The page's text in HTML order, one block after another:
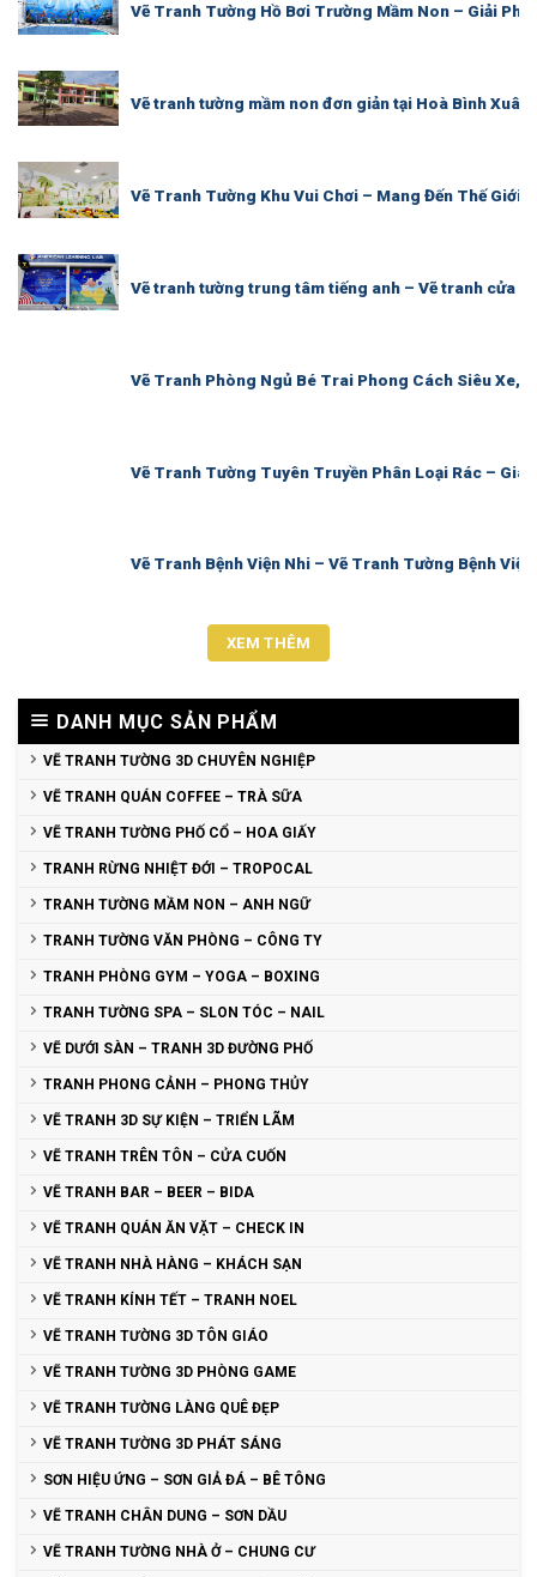
Vẽ Tranh Tường Hồ Bơi Trường Mầm Non – Giải
Vẽ tranh tường mầm non đơn giản tại Hoà Bình Xuân
Vẽ Tranh Tường Khu Vui Chơi – Mang Đến Thế Giới
Vẽ tranh tường trung tâm tiếng anh – Vẽ tranh cửa
Vẽ Tranh Phòng Ngủ Bé Trai Phong Cách Siêu Xe,
Vẽ Tranh Tường Tuyên Truyền Phân Loại Rác –
Vẽ Tranh Bệnh Viện Nhi – Vẽ Tranh Tường Bệnh
XEM THÊM
DANH MỤC SẢN PHẨM
VẼ TRANH TƯỜNG 3D CHUYÊN NGHIỆP
VẼ TRANH QUÁN COFFEE – TRÀ SỮA
VẼ TRANH TƯỜNG PHỐ CỔ – HOA GIẤY
TRANH RỪNG NHIỆT ĐỚI – TROPOCAL
TRANH TƯỜNG MẦM NON – ANH NGỮ
TRANH TƯỜNG VĂN PHÒNG – CÔNG TY
TRANH PHÒNG GYM – YOGA – BOXING
TRANH TƯỜNG SPA – SLON TÓC – NAIL
VẼ DƯỚI SÀN – TRANH 3D ĐƯỜNG PHỐ
TRANH PHONG CẢNH – PHONG THỦY
VẼ TRANH 3D SỰ KIỆN – TRIỂN LÃM
VẼ TRANH TRÊN TÔN – CỬA CUỐN
VẼ TRANH BAR – BEER – BIDA
VẼ TRANH QUÁN ĂN VẶT – CHECK IN
VẼ TRANH NHÀ HÀNG – KHÁCH SẠN
VẼ TRANH KÍNH TẾT – TRANH NOEL
VẼ TRANH TƯỜNG 3D TÔN GIÁO
VẼ TRANH TƯỜNG 3D PHÒNG GAME
VẼ TRANH TƯỜNG LÀNG QUÊ ĐẸP
VẼ TRANH TƯỜNG 3D PHÁT SÁNG
SƠN HIỆU ỨNG – SƠN GIẢ ĐÁ – BÊ TÔNG
VẼ TRANH CHÂN DUNG – SƠN DẦU
VẼ TRANH TƯỜNG NHÀ Ở – CHUNG CƯ